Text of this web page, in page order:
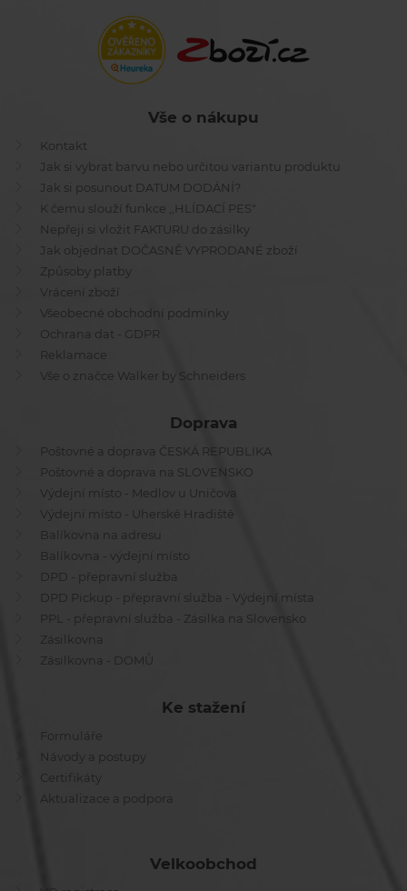
Vše o nákupu
Kontakt
Jak si vybrat barvu nebo určitou variantu produktu
Jak si posunout DATUM DODÁNÍ?
K čemu slouží funkce ,,HLÍDACÍ PES"
Nepřeji si vložit FAKTURU do zásilky
Jak objednat DOČASNĚ VYPRODANÉ zboží
Způsoby platby
Vrácení zboží
Všeobecné obchodní podmínky
Ochrana dat - GDPR
Reklamace
Vše o značce Walker by Schneiders
Doprava
Poštovné a doprava ČESKÁ REPUBLIKA
Poštovné a doprava na SLOVENSKO
Výdejní místo - Medlov u Uničova
Výdejní místo - Uherské Hradiště
Balíkovna na adresu
Balíkovna - výdejní místo
DPD - přepravní služba
DPD Pickup - přepravní služba - Výdejní místa
PPL - přepravní služba - Zásilka na Slovensko
Zásilkovna
Zásilkovna - DOMŮ
Ke stažení
Formuláře
Návody a postupy
Certifikáty
Aktualizace a podpora
Velkoobchod